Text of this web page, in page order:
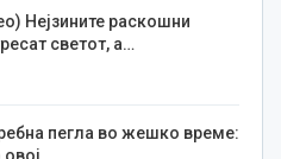
Нејзините раскошни
светот, а…
пегла во жешко време: